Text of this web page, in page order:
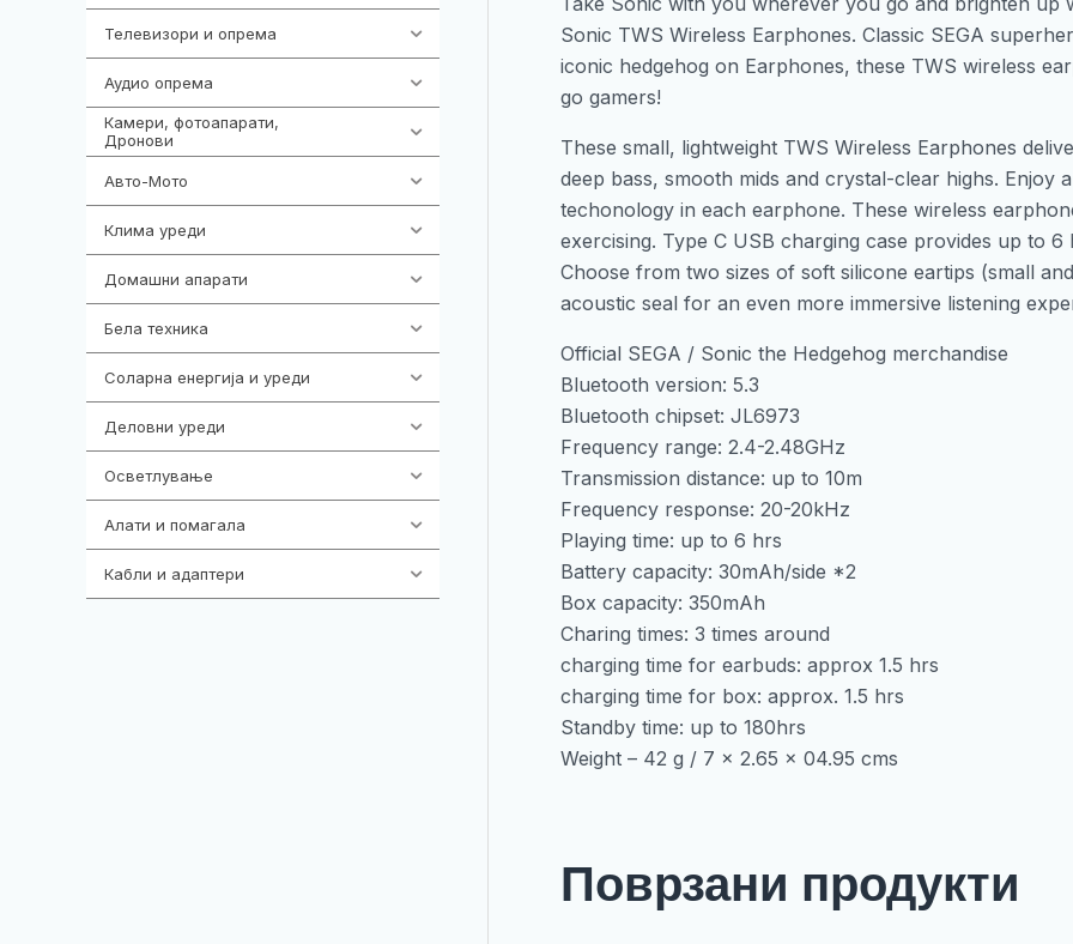
Телевизори и опрема
Аудио опрема
Камери, фотоапарати,
Дронови
Авто-Мото
Клима уреди
Домашни апарати
Бела техника
Соларна енергија и уреди
Деловни уреди
Осветлување
Алати и помагала
Кабли и адаптери
Sonic TWS Wireless Earphones. Classic SEGA
iconic hedgehog on Earphones, these TWS wireless
go gamers!
These small, lightweight TWS Wireless Earphones
deep bass, smooth mids and crystal-clear highs. Enjoy
techonology in each earphone. These wireless
exercising. Type C USB charging case provides up to
Choose from two sizes of soft silicone eartips (small
acoustic seal for an even more immersive listening
Official SEGA / Sonic the Hedgehog merchandise
Bluetooth version: 5.3
Bluetooth chipset: JL6973
Frequency range: 2.4-2.48GHz
Transmission distance: up to 10m
Frequency response: 20-20kHz
Playing time: up to 6 hrs
Battery capacity: 30mAh/side *2
Box capacity: 350mAh
Charing times: 3 times around
charging time for earbuds: approx 1.5 hrs
charging time for box: approx. 1.5 hrs
Standby time: up to 180hrs
Weight – 42 g / 7 x 2.65 x 04.95 cms
Поврзани продукти